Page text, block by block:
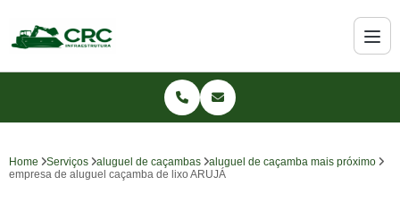
Home Serviços aluguel de caçambas
aluguel de caçamba mais próximo
empresa de aluguel caçamba de lixo ARUJÁ